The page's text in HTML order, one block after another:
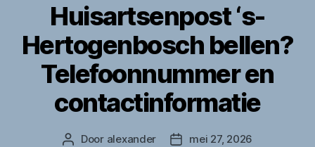
Huisartsenpost ‘s-
Hertogenbosch bellen?
Telefoonnummer en
contactinformatie
Berichtauteur
Door alexander Berichtdatum
mei 27, 2026